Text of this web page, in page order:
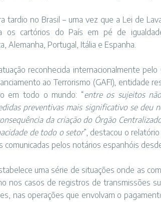
tardio no Brasil – uma vez que a Lei de
os cartórios do País em pé de
Alemanha, Portugal, Itália e Espanha.
reconhecida internacionalmente pelo
ao Terrorismo (GAFI), entidade
em todo o mundo: “entre os sujeitos
preventivas mais significativo se deu
da criação do Órgão
de todo o setor”, destacou o
comunicadas pelos notários espanhóis
uma série de situações onde as
nos casos de registros de transmissões
nas operações que envolvam o